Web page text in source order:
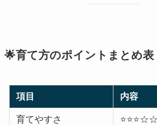
🌟育て方のポイントまとめ表
項目 内容
育てやすさ